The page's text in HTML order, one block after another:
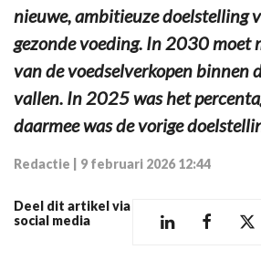
nieuwe, ambitieuze doelstelling
gezonde voeding. In 2030 moet
van de voedselverkopen binnen
vallen. In 2025 was het
daarmee was de vorige
Redactie 9 februari 2026 12:44
Deel dit artikel via
social media